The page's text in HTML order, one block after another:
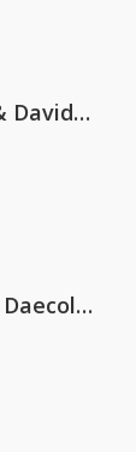
Clean Bandit, Anne-Marie & David Guetta
Hugel x Topic x Arash feat. Daecolm